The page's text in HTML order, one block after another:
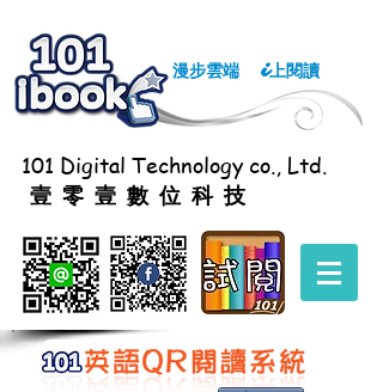
101 Digital Technology co., Ltd.
壹零壹數位科技
漫步雲端 i上閱讀